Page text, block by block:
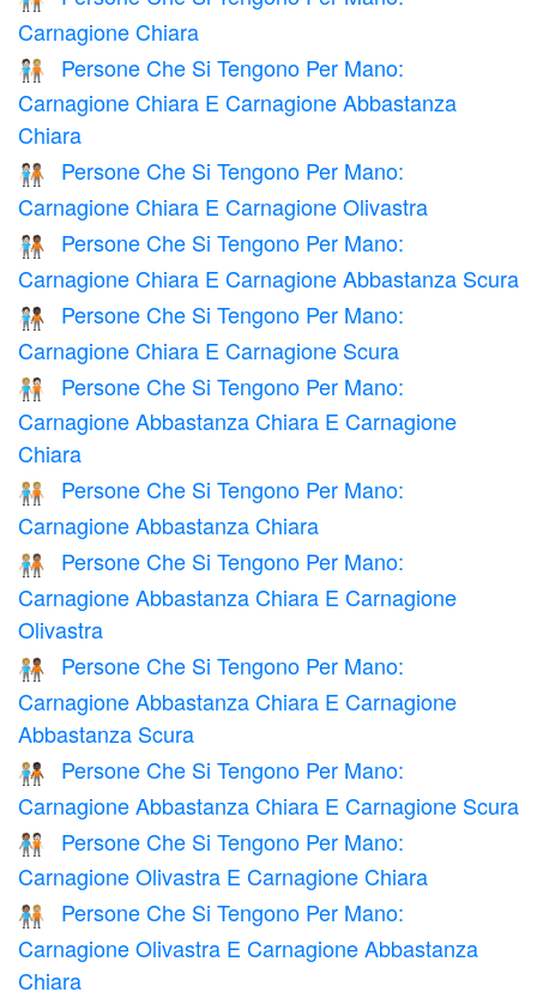
Carnagione Chiara
🧑🏻‍🤝‍🧑🏼
Persone Che Si Tengono Per Mano:
Carnagione Chiara E Carnagione Abbastanza
Chiara
🧑🏻‍🤝‍🧑🏽
Persone Che Si Tengono Per Mano:
Carnagione Chiara E Carnagione Olivastra
🧑🏻‍🤝‍🧑🏾
Persone Che Si Tengono Per Mano:
Carnagione Chiara E Carnagione Abbastanza Scura
🧑🏻‍🤝‍🧑🏿
Persone Che Si Tengono Per Mano:
Carnagione Chiara E Carnagione Scura
🧑🏼‍🤝‍🧑🏻
Persone Che Si Tengono Per Mano:
Carnagione Abbastanza Chiara E Carnagione
Chiara
🧑🏼‍🤝‍🧑🏼
Persone Che Si Tengono Per Mano:
Carnagione Abbastanza Chiara
🧑🏼‍🤝‍🧑🏽
Persone Che Si Tengono Per Mano:
Carnagione Abbastanza Chiara E Carnagione
Olivastra
🧑🏼‍🤝‍🧑🏾
Persone Che Si Tengono Per Mano:
Carnagione Abbastanza Chiara E Carnagione
Abbastanza Scura
🧑🏼‍🤝‍🧑🏿
Persone Che Si Tengono Per Mano:
Carnagione Abbastanza Chiara E Carnagione Scura
🧑🏽‍🤝‍🧑🏻
Persone Che Si Tengono Per Mano:
Carnagione Olivastra E Carnagione Chiara
🧑🏽‍🤝‍🧑🏼
Persone Che Si Tengono Per Mano:
Carnagione Olivastra E Carnagione Abbastanza
Chiara